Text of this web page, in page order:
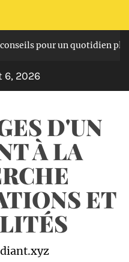
un quotidien plus serein
6, 2026
D'UN
À LA
ET